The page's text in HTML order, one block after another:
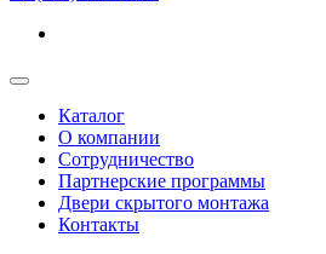
Каталог
О компании
Сотрудничество
Партнерские программы
Двери скрытого монтажа
Контакты